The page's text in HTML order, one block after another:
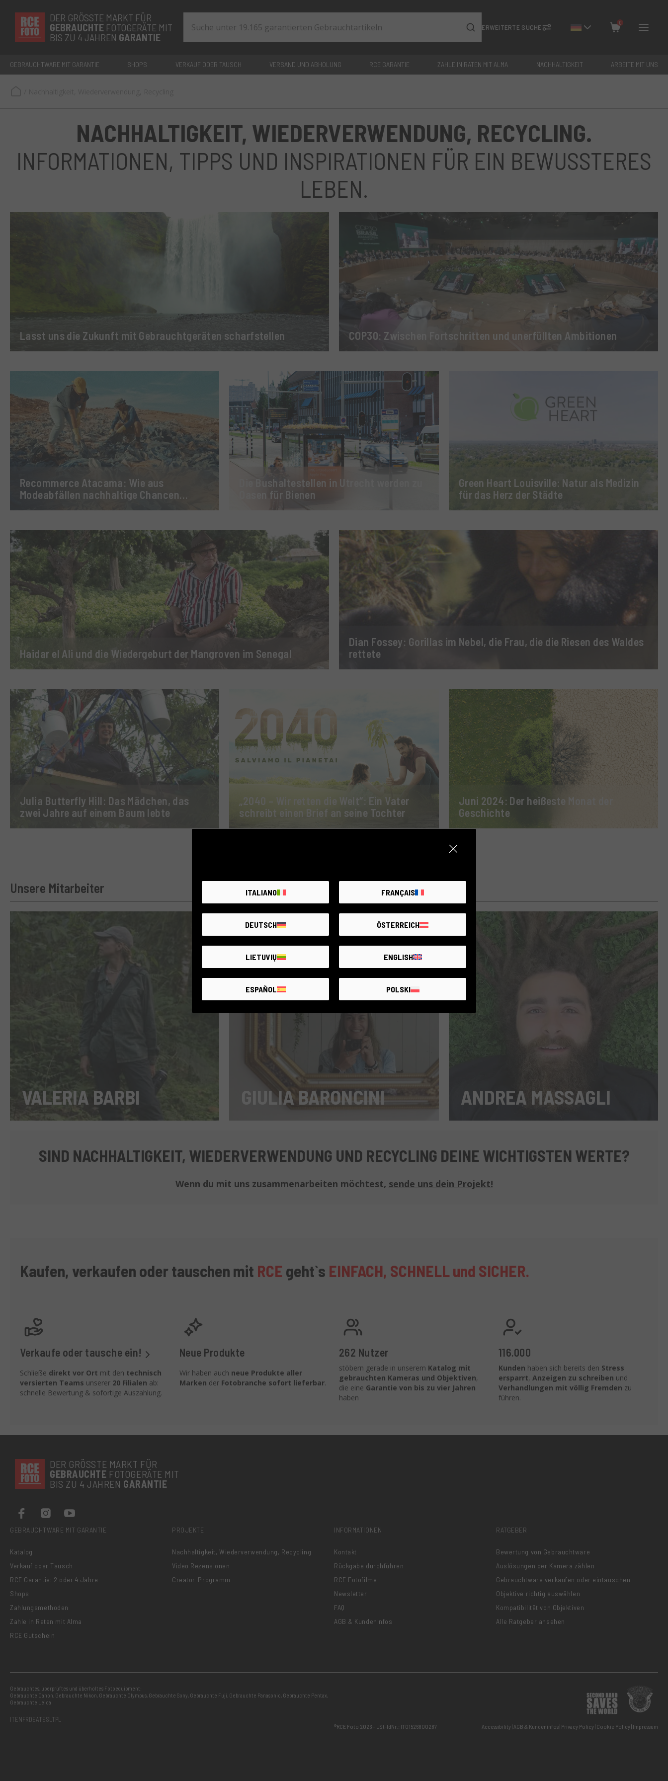
DER GRÖSSTE MARKT FÜR
GEBRAUCHTE FOTOGERÄTE MIT
BIS ZU 4 JAHREN GARANTIE
ERWEITERTE SUCHE
0
Schließen
GEBRAUCHTWARE MIT GARANTIE SHOPS VERKAUF ODER TAUSCH VERSAND UND ABHOLUNG RCE GARANTIE ZAHLE IN RATEN MIT ALMA NACHHALTIGKEIT ARBEITE MIT UNS
NACHHALTIGKEIT, WIEDERVERWENDUNG, RECYCLING.
INFORMATIONEN, TIPPS UND INSPIRATIONEN FÜR EIN BEWUSSTERES
LEBEN.
Lasst uns die Zukunft mit Gebrauchtgeräten scharfstellen COP30: Zwischen Fortschritten und unerfüllten Ambitionen
Recommerce Atacama: Wie aus
Modeabfällen nachhaltige Chancen
Die Bushaltestellen in Utrecht werden zu
Oasen für Bienen
Green Heart Louisville: Natur als Medizin
für das Herz der Städte
Haidar el Ali und die Wiedergeburt der Mangroven im Senegal
Dian Fossey: Gorillas im Nebel, die Frau, die die Riesen des Waldes
rettete
Julia Butterfly Hill: Das Mädchen, das
zwei Jahre auf einem Baum lebte
„2040 – Wir retten die Welt“: Ein Vater
schreibt einen Brief an seine Tochter
Juni 2024: Der heißeste Monat der
Geschichte
Unsere Mitarbeiter
VALERIA BARBI GIULIA BARONCINI ANDREA MASSAGLI
SIND NACHHALTIGKEIT, WIEDERVERWENDUNG UND RECYCLING DEINE WICHTIGSTEN WERTE?
Wenn du mit uns zusammenarbeiten möchtest, sende uns dein Projekt!
Kaufen, verkaufen oder tauschen mit RCE geht`s EINFACH, SCHNELL und SICHER.
Verkaufe oder tausche ein!
Schließe direkt vor Ort mit den technisch
versierten Teams unserer 20 Filialen ab:
schnelle Bewertung & sofortige Auszahlung.
Neue Produkte
Wir haben auch neue Produkte aller
Marken der Fotobranche sofort lieferbar.
262 Nutzer
stöbern gerade in unserem Katalog mit
gebrauchten Kameras und Objektiven,
die eine Garantie von bis zu vier Jahren
haben
116.000
Kunden haben sich bereits den Stress
ersparrt, Anzeigen zu schreiben und
Verhandlungen mit völlig Fremden zu
führen.
DER GRÖSSTE MARKT FÜR
GEBRAUCHTE FOTOGERÄTE MIT
BIS ZU 4 JAHREN GARANTIE
GEBRAUCHTWARE MIT GARANTIE
Katalog
Verkauf oder Tausch
RCE Garantie: 2 oder 4 Jahre
Shops
Zahlungsmethoden
Zahle in Raten mit Alma
RCE Gutschein
PROJEKTE
Nachhaltigkeit, Wiederverwendung, Recycling
Video Rezensionen
Creator-Programm
INFORMATIONEN
Kontakt
Rückgabe durchführen
RCE Fotofilme
Newsletter
FAQ
AGB & Kundeninfos
RATGEBER
Bewertung von Gebrauchtware
Auslösungen der Kamera zählen
Gebrauchtware verkaufen oder eintauschen
Objektive richtig auswählen
Kompatibilität von Objektiven
Alle Ratgeber ansehen
Gebrauchtes, überprüftes und überholtes Fotoequipment:
Gebrauchte Canon Gebrauchte Nikon Gebrauchte Olympus Gebrauchte Sony Gebrauchte Fuji Gebrauchte Panasonic Gebrauchte Pentax
Gebrauchte Leica
ITENFRDEATESLTPL
®RCE Foto 2026 – USt-IdNr.: IT01526800287 Accessibility AGB & Kundeninfos Privacy Policy Cookie Policy Impressum
ITALIANO FRANÇAIS
DEUTSCH ÖSTERREICH
LIETUVIŲ ENGLISH
ESPAÑOL POLSKI